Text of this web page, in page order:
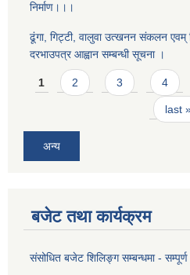
निर्माण।।।
ढूंगा, गिट्टी, वालुवा उत्खनन संकलन एवम्
दरभाउपत्र आह्वान सम्बन्धी सूचना ।
Pages
1 2 3 4
last
अन्य
बजेट तथा कार्यक्रम
संसोधित बजेट शिलिङ्ग सम्बन्धमा -